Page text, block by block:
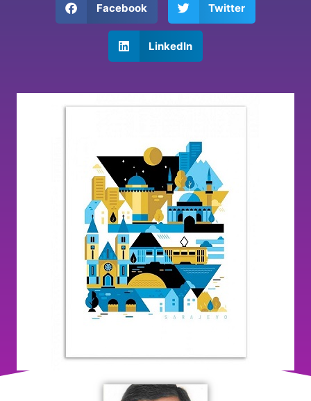
Facebook Twitter
LinkedIn